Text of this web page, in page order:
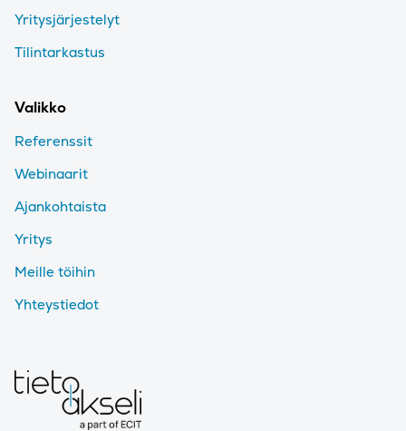
Yritysjärjestelyt
Tilintarkastus
Valikko
Referenssit
Webinaarit
Ajankohtaista
Yritys
Meille töihin
Yhteystiedot